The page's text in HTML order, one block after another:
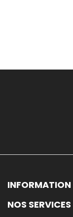
INFORMATION
NOS SERVICES